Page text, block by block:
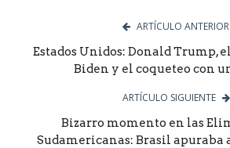
ARTÍCULO ANTERIOR
Estados Unidos: Donald Trump,
Biden y el coqueteo con
ARTÍCULO SIGUIENTE
Bizarro momento en las
Sudamericanas: Brasil apuraba